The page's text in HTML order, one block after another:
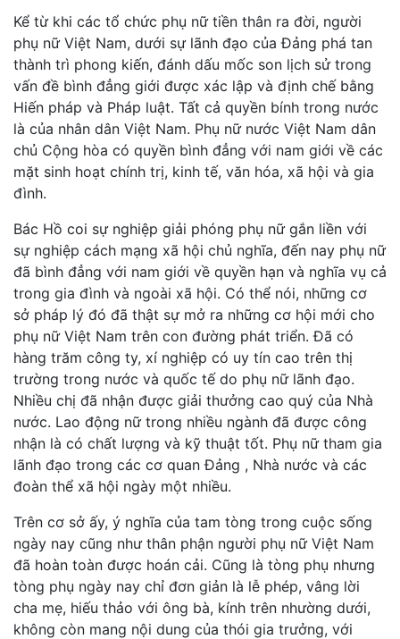
Kể từ khi các tổ chức phụ nữ tiền thân ra đời, người
phụ nữ Việt Nam, dưới sự lãnh đạo của Đảng phá tan
thành trì phong kiến, đánh dấu mốc son lịch sử trong
vấn đề bình đẳng giới được xác lập và định chế bằng
Hiến pháp và Pháp luật. Tất cả quyền bính trong nước
là của nhân dân Việt Nam. Phụ nữ nước Việt Nam dân
chủ Cộng hòa có quyền bình đẳng với nam giới về các
mặt sinh hoạt chính trị, kinh tế, văn hóa, xã hội và gia
đình.
Bác Hồ coi sự nghiệp giải phóng phụ nữ gắn liền với
sự nghiệp cách mạng xã hội chủ nghĩa, đến nay phụ nữ
đã bình đẳng với nam giới về quyền hạn và nghĩa vụ cả
trong gia đình và ngoài xã hội. Có thể nói, những cơ
sở pháp lý đó đã thật sự mở ra những cơ hội mới cho
phụ nữ Việt Nam trên con đường phát triển. Ðã có
hàng trăm công ty, xí nghiệp có uy tín cao trên thị
trường trong nước và quốc tế do phụ nữ lãnh đạo.
Nhiều chị đã nhận được giải thưởng cao quý của Nhà
nước. Lao động nữ trong nhiều ngành đã được công
nhận là có chất lượng và kỹ thuật tốt. Phụ nữ tham gia
lãnh đạo trong các cơ quan Ðảng , Nhà nước và các
đoàn thể xã hội ngày một nhiều.
Trên cơ sở ấy, ý nghĩa của tam tòng trong cuộc sống
ngày nay cũng như thân phận người phụ nữ Việt Nam
đã hoàn toàn được hoán cải. Cũng là tòng phụ nhưng
tòng phụ ngày nay chỉ đơn giản là lễ phép, vâng lời
cha mẹ, hiếu thảo với ông bà, kính trên nhường dưới,
không còn mang nội dung của thói gia trưởng, với